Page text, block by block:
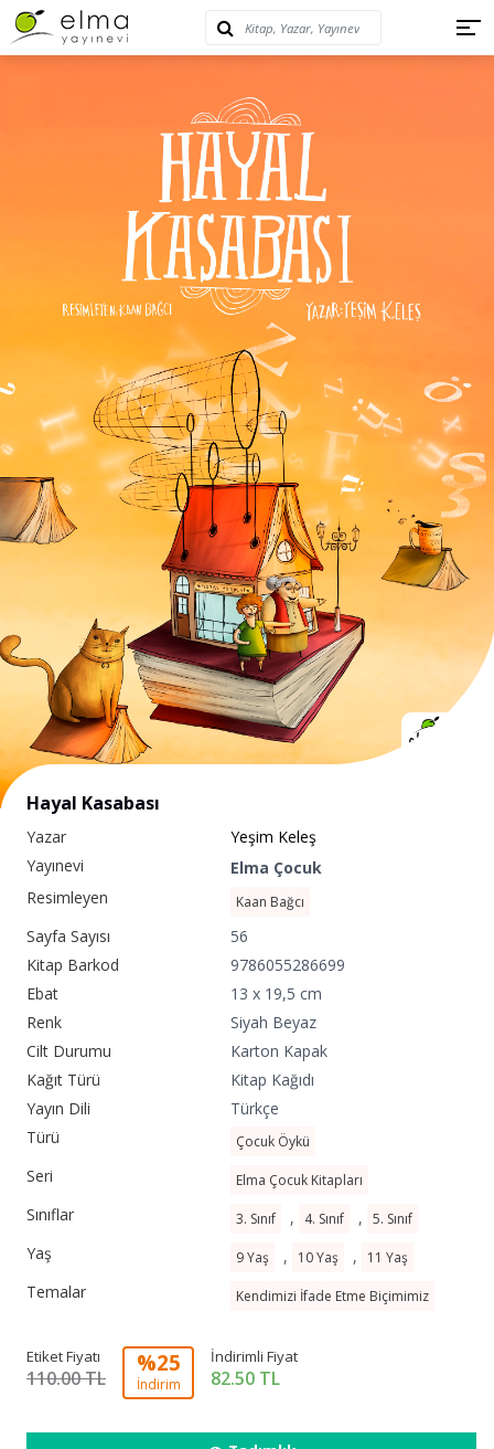
Hayal Kasabası
Yazar
Yeşim Keleş
Yayınevi
Elma Çocuk
Resimleyen
Kaan Bağcı
Sayfa Sayısı
56
Kitap Barkod
9786055286699
Ebat
13 x 19,5 cm
Renk
Siyah Beyaz
Cilt Durumu
Karton Kapak
Kağıt Türü
Kitap Kağıdı
Yayın Dili
Türkçe
Türü
Çocuk Öykü
Seri Elma Çocuk Kitapları
Sınıflar 3. Sınıf , 4. Sınıf , 5. Sınıf
Yaş 9 Yaş , 10 Yaş , 11 Yaş
Temalar Kendimizi İfade Etme Biçimimiz
Etiket Fiyatı
110.00 TL
%25
İndirim
İndirimli Fiyat
82.50 TL